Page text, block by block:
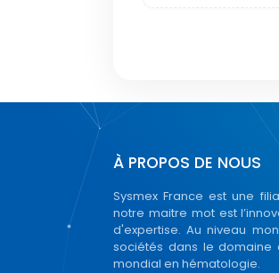
À PROPOS DE NOUS
Sysmex France est une
notre maitre mot est
d'expertise. Au niveau
sociétés dans le
mondial en hématologie.